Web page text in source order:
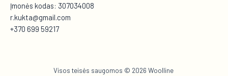
Įmonės kodas: 307034008
r.kukta@gmail.com
+370 699 59217
Visos teisės saugomos © 2026 Woolline